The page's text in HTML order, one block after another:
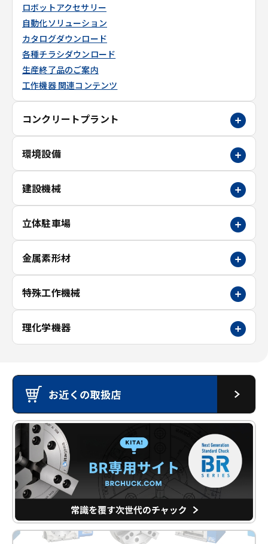
ロボットアクセサリー
自動化ソリューション
カタログダウンロード
各種チラシダウンロード
生産終了品のご案内
工作機器 関連コンテンツ
コンクリートプラント
環境設備
建設機械
立体駐車場
金属素形材
特殊工作機械
理化学機器